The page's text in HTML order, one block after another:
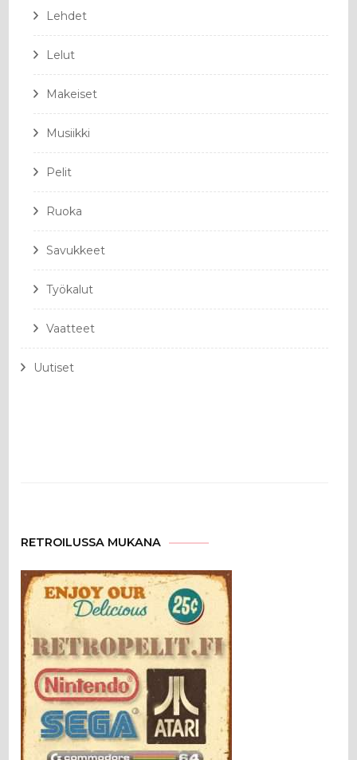
Lehdet
Lelut
Makeiset
Musiikki
Pelit
Ruoka
Savukkeet
Työkalut
Vaatteet
Uutiset
RETROILUSSA MUKANA